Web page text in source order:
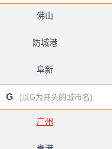
佛山
防城港
阜新
G (以G为开头的城市名)
广州